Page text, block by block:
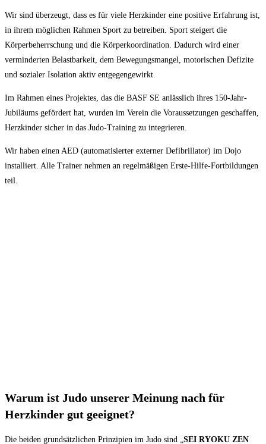
Wir sind überzeugt, dass es für viele Herzkinder eine positive Erfahrung ist,
in ihrem möglichen Rahmen Sport zu betreiben. Sport steigert die
Körperbeherrschung und die Körperkoordination. Dadurch wird einer
verminderten Belastbarkeit, dem Bewegungsmangel, motorischen Defizite
und sozialer Isolation aktiv entgegengewirkt.
Im Rahmen eines Projektes, das die BASF SE anlässlich ihres 150-Jahr-
Jubiläums gefördert hat, wurden im Verein die Voraussetzungen geschaffen,
Herzkinder sicher in das Judo-Training zu integrieren.
Wir haben einen AED (automatisierter externer Defibrillator) im Dojo
installiert. Alle Trainer nehmen an regelmäßigen Erste-Hilfe-Fortbildungen
teil.
Warum ist Judo unserer Meinung nach für
Herzkinder gut geeignet?
Die beiden grundsätzlichen Prinzipien im Judo sind „SEI RYOKU ZEN